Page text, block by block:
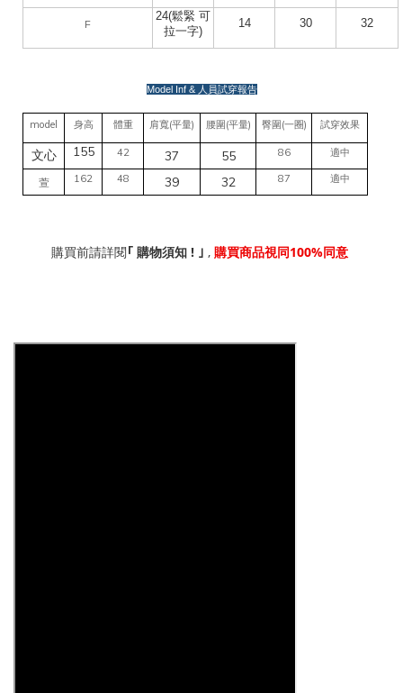
F
24(鬆緊 可
拉一字)
14 30 32
Model Inf & 人員試穿報告
model 身高 體重 肩寬(平量) 腰圍(平量) 臀圍(一圈) 試穿效果
文心 155 42 37 55 86 適中
萱 162 48 39 32 87 適中
購買前請詳閱 ｢ 購物須知 ! ｣ , 購買商品視同 100% 同意